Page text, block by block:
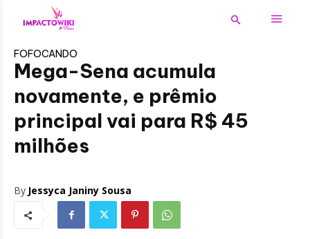
FOFOCANDO
Mega-Sena acumula
novamente, e prêmio
principal vai para R$ 45
milhões
By Jessyca Janiny Sousa